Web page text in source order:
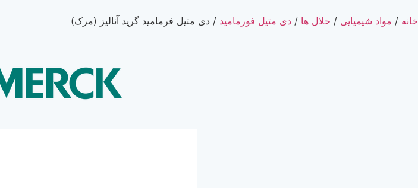
خانه / مواد شیمیایی / حلال ها / دی متیل فورمامید / دی متیل فرمامید گرید آنالیز (مرک)